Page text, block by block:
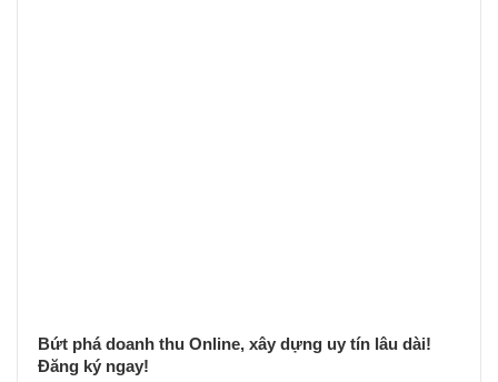
Bứt phá doanh thu Online, xây dựng uy tín lâu dài!
Đăng ký ngay!